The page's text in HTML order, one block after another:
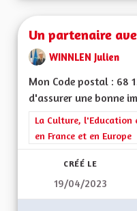
Un partenaire
WINNLEN Julien
Mon Code postal : 68
d'assurer une bonne
Filtrer les résultats de
La Culture, l'Education
en France et en Europe
CRÉÉ LE
19/04/2023